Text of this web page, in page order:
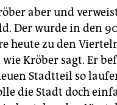
aber und
Der wurde in den
heute zu den
Kröber sagt. Er
Stadtteil so
die Stadt doch